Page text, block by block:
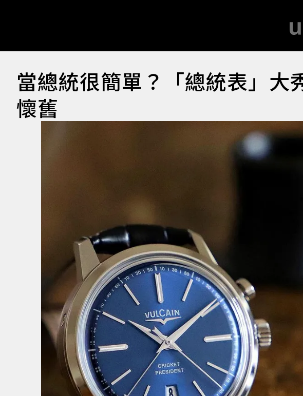
當總統很簡單？「總統表」大
懷舊